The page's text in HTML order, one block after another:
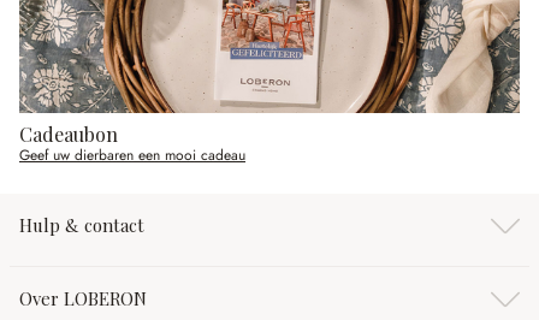
Cadeaubon
Geef uw dierbaren een mooi cadeau
Hulp & contact
Over LOBERON